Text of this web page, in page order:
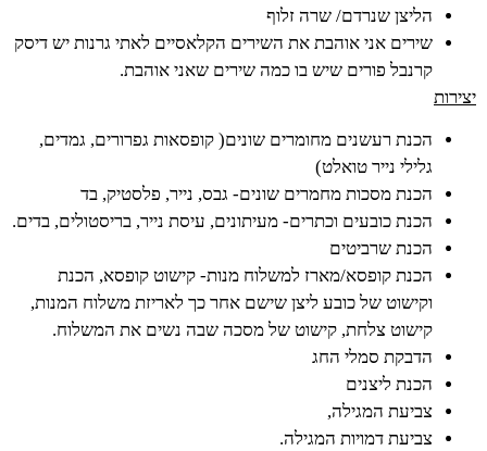
הליצן שנרדם/ שרה זלוף
שירים אני אוהבת את השירים הקלאסיים לאתי גרנות יש דיסק
קרנבל פורים שיש בו כמה שירים שאני אוהבת.
יצירות
הכנת רעשנים מחומרים שונים( קופסאות גפרורים, גמדים,
גלילי נייר טואלט)
הכנת מסכות מחמרים שונים- גבס, נייר, פלסטיק, בד
הכנת כובעים וכתרים- מעיתונים, עיסת נייר, בריסטולים, בדים.
הכנת שרביטים
הכנת קופסא/מארז למשלוח מנות- קישוט קופסא, הכנת
וקישוט של כובע ליצן שישם אחר כך לאריזת משלוח המנות,
קישוט צלחת, קישוט של מסכה שבה נשים את המשלוח.
הדבקת סמלי החג
הכנת ליצנים
צביעת המגילה,
צביעת דמויות המגילה.